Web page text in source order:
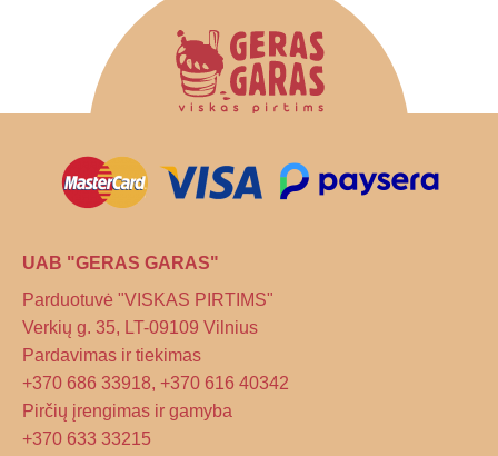
UAB "GERAS GARAS"
Parduotuvė "VISKAS PIRTIMS"
Verkių g. 35, LT-09109 Vilnius
Pardavimas ir tiekimas
+370 686 33918, +370 616 40342
Pirčių įrengimas ir gamyba
+370 633 33215